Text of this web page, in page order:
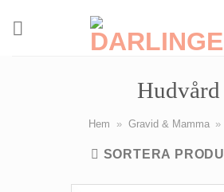
Hudvård
Hem » Gravid & Mamma »
SORTERA